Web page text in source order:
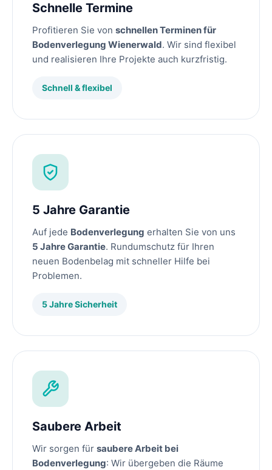
Schnelle Termine
Profitieren Sie von schnellen Terminen für
Bodenverlegung Wienerwald. Wir sind flexibel
und realisieren Ihre Projekte auch kurzfristig.
Schnell & flexibel
5 Jahre Garantie
Auf jede Bodenverlegung erhalten Sie von uns
5 Jahre Garantie. Rundumschutz für Ihren
neuen Bodenbelag mit schneller Hilfe bei
Problemen.
5 Jahre Sicherheit
Saubere Arbeit
Wir sorgen für saubere Arbeit bei
Bodenverlegung: Wir übergeben die Räume